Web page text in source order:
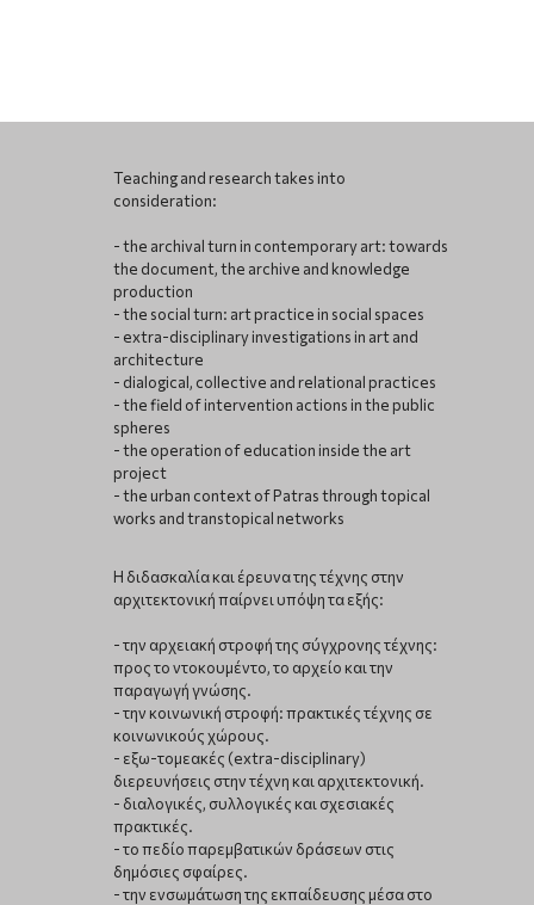
Teaching and research takes into
consideration:
- the archival turn in contemporary art: towards
the document, the archive and knowledge
production
- the social turn: art practice in social spaces
- extra-disciplinary investigations in art and
architecture
- dialogical, collective and relational practices
- the field of intervention actions in the public
spheres
- the operation of education inside the art
project
- the urban context of Patras through topical
works and transtopical networks
Η διδασκαλία και έρευνα της τέχνης στην
αρχιτεκτονική παίρνει υπόψη τα εξής:
- την αρχειακή στροφή της σύγχρονης τέχνης:
προς το ντοκουμέντο, το αρχείο και την
παραγωγή γνώσης.
- την κοινωνική στροφή: πρακτικές τέχνης σε
κοινωνικούς χώρους.
- εξω-τομεακές (extra-disciplinary)
διερευνήσεις στην τέχνη και αρχιτεκτονική.
- διαλογικές, συλλογικές και σχεσιακές
πρακτικές.
- το πεδίο παρεμβατικών δράσεων στις
δημόσιες σφαίρες.
- την ενσωμάτωση της εκπαίδευσης μέσα στο